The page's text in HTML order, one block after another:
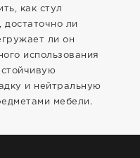
как стул
достаточно ли
ли он
использования
и нейтральную
мебели.